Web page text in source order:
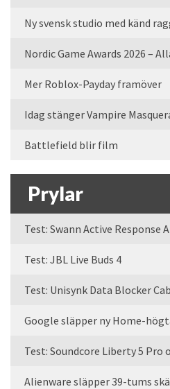
Ny svensk studio med känd
Nordic Game Awards 2026 –
Mer Roblox-Payday framöver
Idag stänger Vampire
Battlefield blir film
Prylar
Test: Swann Active Response
Test: JBL Live Buds 4
Test: Unisynk Data Blocker
Google släpper ny Home-
Test: Soundcore Liberty 5 Pro
Alienware släpper 39-tums